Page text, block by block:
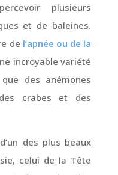
plusieurs
et de baleines.
de l’apnée ou de la
incroyable variété
des anémones
crabes et des
des plus beaux
celui de la Tête